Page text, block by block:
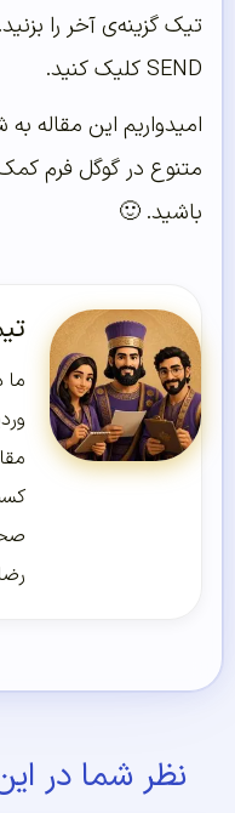
تیک گزینه‌ی آخر را
SEND کلیک کنید.
امیدواریم این مقاله
متنوع در گوگل فرم
باشید. 🙂
نظر شما در